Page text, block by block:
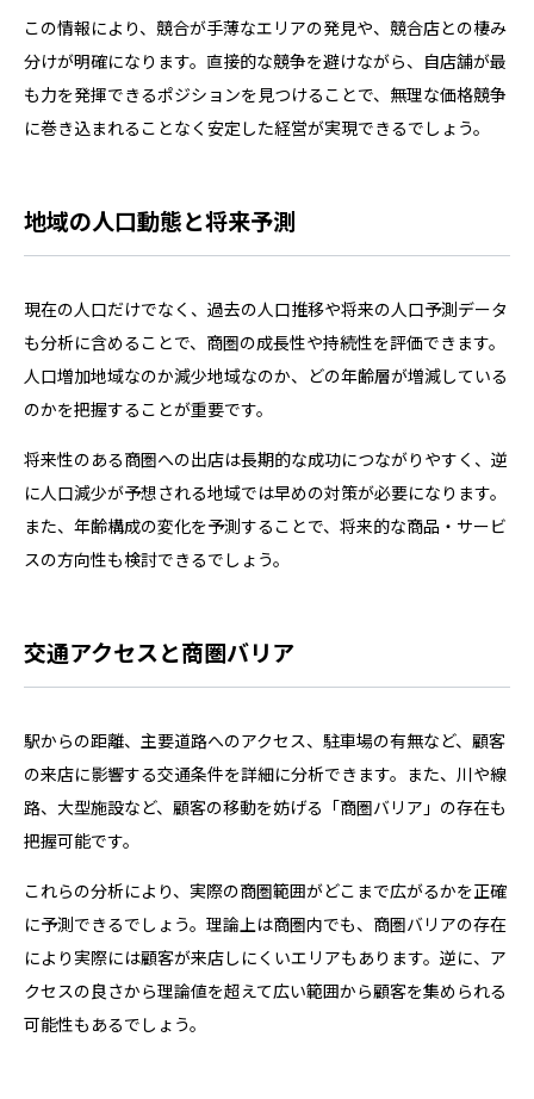
この情報により、競合が手薄なエリアの発見や、競合店との棲み
分けが明確になります。直接的な競争を避けながら、自店舗が最
も力を発揮できるポジションを見つけることで、無理な価格競争
に巻き込まれることなく安定した経営が実現できるでしょう。
地域の人口動態と将来予測
現在の人口だけでなく、過去の人口推移や将来の人口予測データ
も分析に含めることで、商圏の成長性や持続性を評価できます。
人口増加地域なのか減少地域なのか、どの年齢層が増減している
のかを把握することが重要です。
将来性のある商圏への出店は長期的な成功につながりやすく、逆
に人口減少が予想される地域では早めの対策が必要になります。
また、年齢構成の変化を予測することで、将来的な商品・サービ
スの方向性も検討できるでしょう。
交通アクセスと商圏バリア
駅からの距離、主要道路へのアクセス、駐車場の有無など、顧客
の来店に影響する交通条件を詳細に分析できます。また、川や線
路、大型施設など、顧客の移動を妨げる「商圏バリア」の存在も
把握可能です。
これらの分析により、実際の商圏範囲がどこまで広がるかを正確
に予測できるでしょう。理論上は商圏内でも、商圏バリアの存在
により実際には顧客が来店しにくいエリアもあります。逆に、ア
クセスの良さから理論値を超えて広い範囲から顧客を集められる
可能性もあるでしょう。